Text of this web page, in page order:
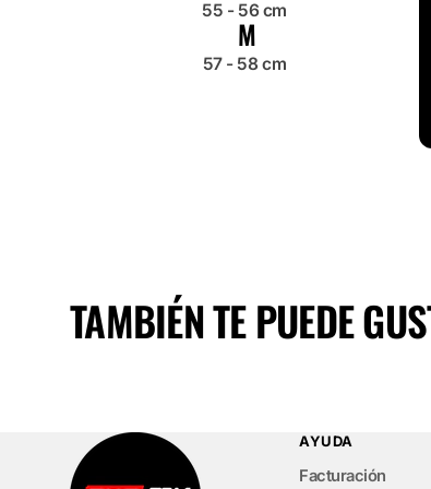
55 - 56 cm
M
57 - 58 cm
TAMBIÉN TE PUEDE
AYUDA
Facturación